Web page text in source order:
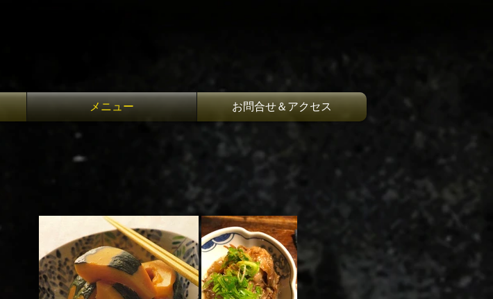
メニュー お問合せ＆アクセス
​京都ならではのおばんざいをお楽しみくださ